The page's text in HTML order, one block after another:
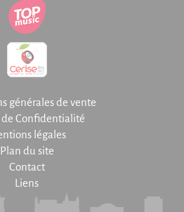
générales de vente
de Confidentialité
légales
Plan du site
Contact
Liens